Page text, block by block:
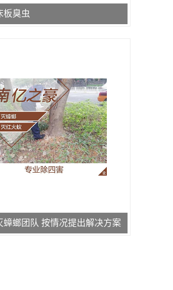
板臭虫
蟑螂团队 按情况提出解决方案